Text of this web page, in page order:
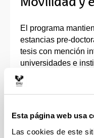
Esta página web usa
Las cookies de este
El programa
estancias pre-
tesis con mención
universidades e
(Canadá), Agencia
U. de Tilburg
Rotterdam (Países
Kiel Institute for the